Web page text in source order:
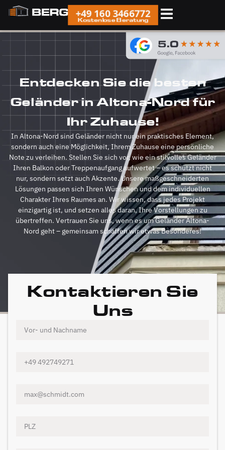
+49 160 3466772
Kostenlose Beratung
Entdecken Sie die besten
Geländer in Altona-Nord für
Ihr Zuhause!
In Altona-Nord sind Geländer nicht nur ein praktisches Element,
sondern auch eine Möglichkeit, Ihrem Zuhause eine persönliche
Note zu verleihen. Stellen Sie sich vor, wie ein stilvolles Geländer
Ihren Balkon oder Treppenaufgang aufwertet – es schützt nicht
nur, sondern setzt auch Akzente. Unsere maßgeschneiderten
Lösungen passen sich Ihren Wünschen und dem individuellen
Charakter Ihres Raumes an. Wir wissen, dass jedes Projekt
einzigartig ist, und setzen alles daran, Ihre Vorstellungen zu
übertreffen. Vertrauen Sie uns, wenn es um Geländer Altona-
Nord geht – gemeinsam schaffen wir etwas Besonderes!
Kontaktieren Sie
Uns